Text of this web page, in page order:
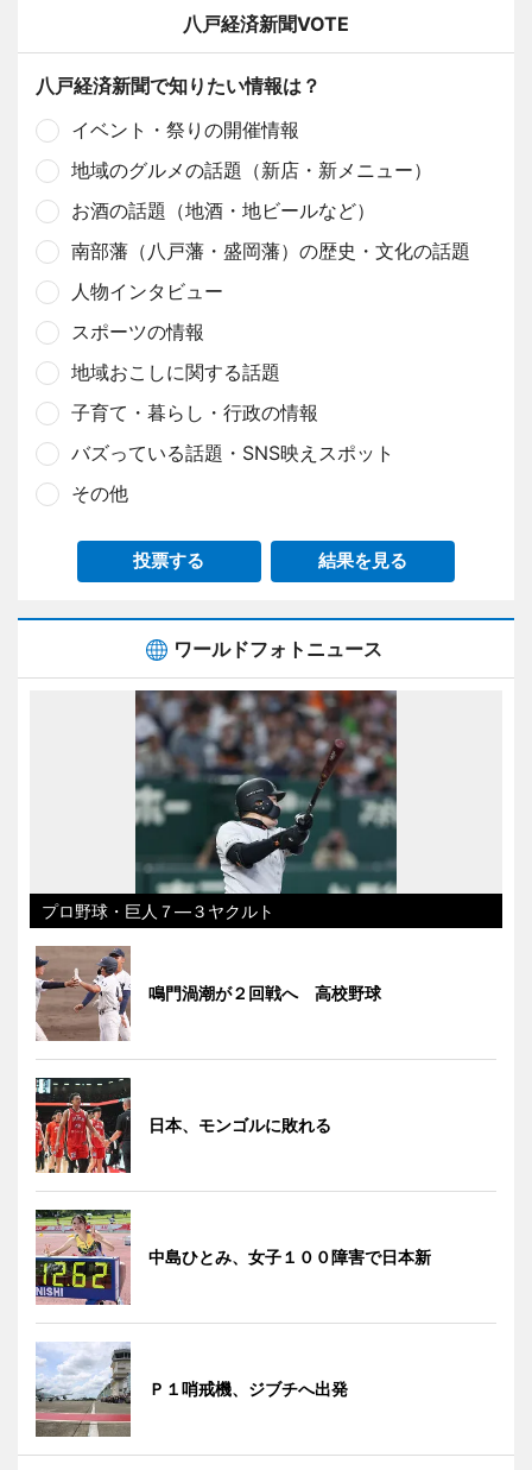
八戸経済新聞VOTE
八戸経済新聞で知りたい情報は？
イベント・祭りの開催情報
地域のグルメの話題（新店・新メニュー）
お酒の話題（地酒・地ビールなど）
南部藩（八戸藩・盛岡藩）の歴史・文化の話題
人物インタビュー
スポーツの情報
地域おこしに関する話題
子育て・暮らし・行政の情報
バズっている話題・SNS映えスポット
その他
投票する 結果を見る
ワールドフォトニュース
プロ野球・巨人７―３ヤクルト
鳴門渦潮が２回戦へ 高校野球
日本、モンゴルに敗れる
中島ひとみ、女子１００障害で日本新
Ｐ１哨戒機、ジブチへ出発